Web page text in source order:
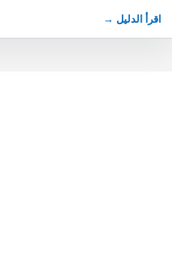
اقرأ الدليل →